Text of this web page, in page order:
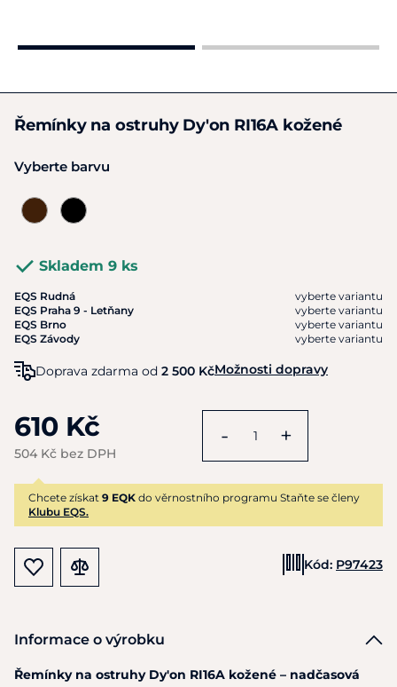
Řemínky na ostruhy Dy'on RI16A kožené
Vyberte barvu
Skladem 9 ks
EQS Rudná
vyberte variantu
EQS Praha 9 - Letňany
vyberte variantu
EQS Brno
vyberte variantu
EQS Závody
vyberte variantu
Doprava zdarma od 2 500 KčMožnosti dopravy
610 Kč
504 Kč bez DPH
- +
Chcete získat 9 EQK do věrnostního programu Staňte se členy
Klubu EQS.
Kód: P97423
Informace o výrobku
Řemínky na ostruhy Dy'on RI16A kožené – nadčasová